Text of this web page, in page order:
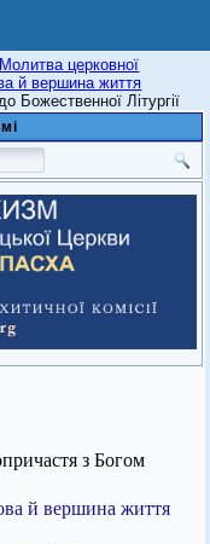
Молитва церковної
й вершина життя
Божественної Літургії
з Богом
й вершина життя